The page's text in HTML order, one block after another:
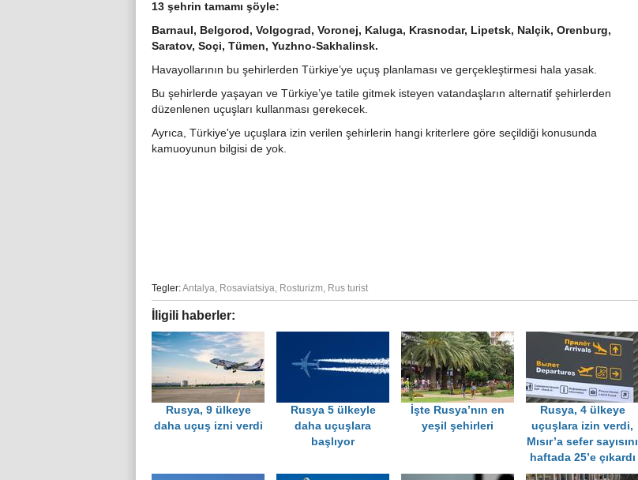
13 şehrin tamamı şöyle:
Barnaul, Belgorod, Volgograd, Voronej, Kaluga, Krasnodar, Lipetsk, Nalçik, Orenburg,
Saratov, Soçi, Tümen, Yuzhno-Sakhalinsk.
Havayollarının bu şehirlerden Türkiye’ye uçuş planlaması ve gerçekleştirmesi hala yasak.
Bu şehirlerde yaşayan ve Türkiye’ye tatile gitmek isteyen vatandaşların alternatif şehirlerden
düzenlenen uçuşları kullanması gerekecek.
Ayrıca, Türkiye'ye uçuşlara izin verilen şehirlerin hangi kriterlere göre seçildiği konusunda
kamuoyunun bilgisi de yok.
Tegler:Antalya, Rosaviatsiya, Rosturizm, Rus turist
İligili haberler:
Rusya, 9 ülkeye
daha uçuş izni verdi
Rusya 5 ülkeyle
daha uçuşlara
başlıyor
İşte Rusya’nın en
yeşil şehirleri
Rusya, 4 ülkeye
uçuşlara izin verdi,
Mısır’a sefer sayısını
haftada 25’e çıkardı